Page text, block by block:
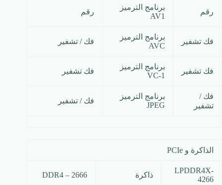
رقم
برنامج الترميز
AV1
رقم
فك تشفير
برنامج الترميز
AVC
فك / تشفير
فك تشفير
برنامج الترميز
VC-1
فك تشفير
فك /
تشفير
برنامج الترميز
JPEG
فك / تشفير
الذاكرة و PCIe
LPDDR4X-
4266
ذاكرة DDR4 – 2666